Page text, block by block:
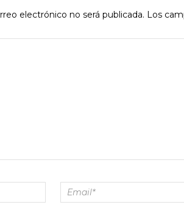
electrónico no será publicada. Los